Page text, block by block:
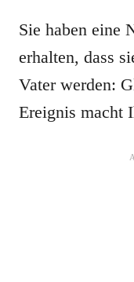
Sie haben eine
erhalten, dass
Vater werden:
Ereignis macht